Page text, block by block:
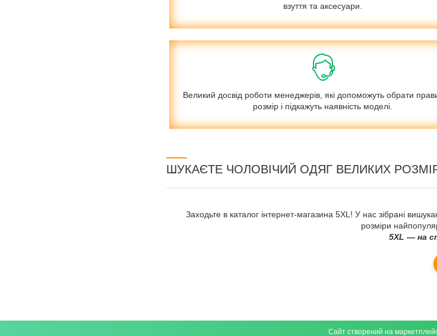
взуття та аксесуари.
Великий досвід роботи менеджерів, які допоможуть обрати
розмір і підкажуть наявність моделі.
ШУКАЄТЕ ЧОЛОВІЧИЙ ОДЯГ ВЕЛИКИХ
Заходьте в каталог інтернет-магазина 5XL! У нас зібрані
розміри
5XL — на
Сайт створений на